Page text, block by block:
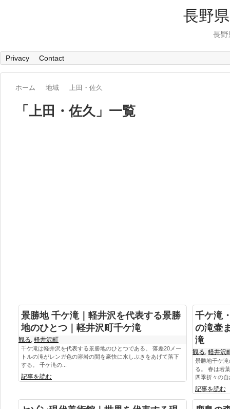
長野
長
Privacy Contact
ホーム 地域 上田・佐久
「 上田・佐久 」 一覧
景勝地 千ケ滝｜軽井沢を代表する景勝
地のひとつ｜軽井沢町千ケ滝
観る, 軽井沢町
千ケ滝は軽井沢を代表する景勝地のひとつである。 落差20メー
トルの滝がレンガ色の溶岩の間を豪快に水しぶきをあげて落下
する。 千ケ滝の...
記事を読む
千ケ滝
の滝壷
滝
観る, 軽井沢
景勝地千ケ
る。 春は若
四季折々の
記事を読む